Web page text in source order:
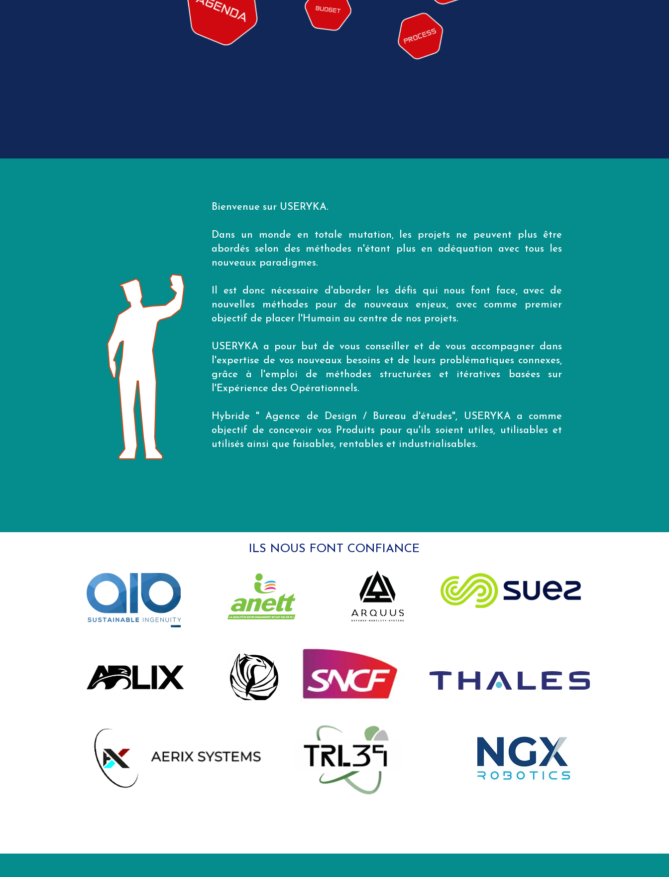
Bienvenue sur USERYKA.
Dans un monde en totale mutation, les projets ne peuvent plus être
abordés selon des méthodes n'étant plus en adéquation avec tous les
nouveaux paradigmes.
Il est donc nécessaire d'aborder les défis qui nous font face, avec de
nouvelles méthodes pour de nouveaux enjeux, avec comme premier
objectif de placer l'Humain au centre de nos projets.
USERYKA a pour but de vous conseiller et de vous accompagner dans
l'expertise de vos nouveaux besoins et de leurs problématiques connexes,
grâce à l'emploi de méthodes structurées et itératives basées sur
l'Expérience des Opérationnels.
Hybride " Agence de Design / Bureau d'études", USERYKA a comme
objectif de concevoir vos Produits pour qu'ils soient utiles, utilisables et
utilisés ainsi que faisables, rentables et industrialisables.
ILS NOUS FONT CONFIANCE